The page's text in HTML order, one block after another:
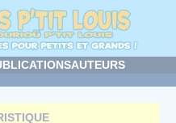
AUTEURS